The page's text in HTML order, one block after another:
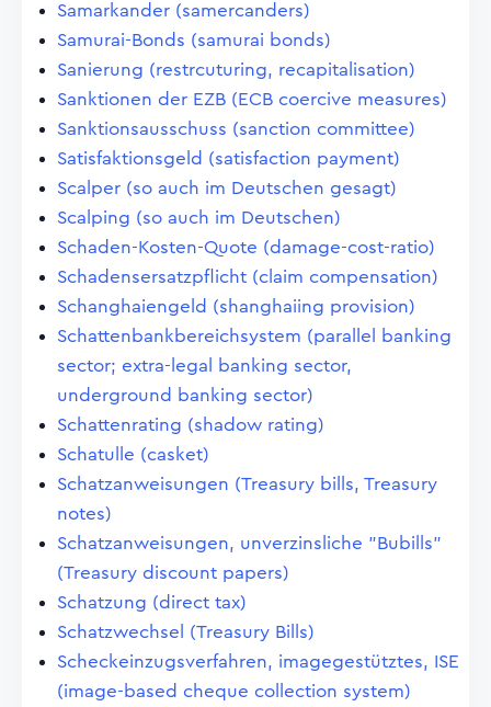
Samarkander (samercanders)
Samurai-Bonds (samurai bonds)
Sanierung (restrcuturing, recapitalisation)
Sanktionen der EZB (ECB coercive measures)
Sanktionsausschuss (sanction committee)
Satisfaktionsgeld (satisfaction payment)
Scalper (so auch im Deutschen gesagt)
Scalping (so auch im Deutschen)
Schaden-Kosten-Quote (damage-cost-ratio)
Schadensersatzpflicht (claim compensation)
Schanghaiengeld (shanghaiing provision)
Schattenbankbereichsystem (parallel banking
sector; extra-legal banking sector,
underground banking sector)
Schattenrating (shadow rating)
Schatulle (casket)
Schatzanweisungen (Treasury bills, Treasury
notes)
Schatzanweisungen, unverzinsliche "Bubills"
(Treasury discount papers)
Schatzung (direct tax)
Schatzwechsel (Treasury Bills)
Scheckeinzugsverfahren, imagegestütztes, ISE
(image-based cheque collection system)